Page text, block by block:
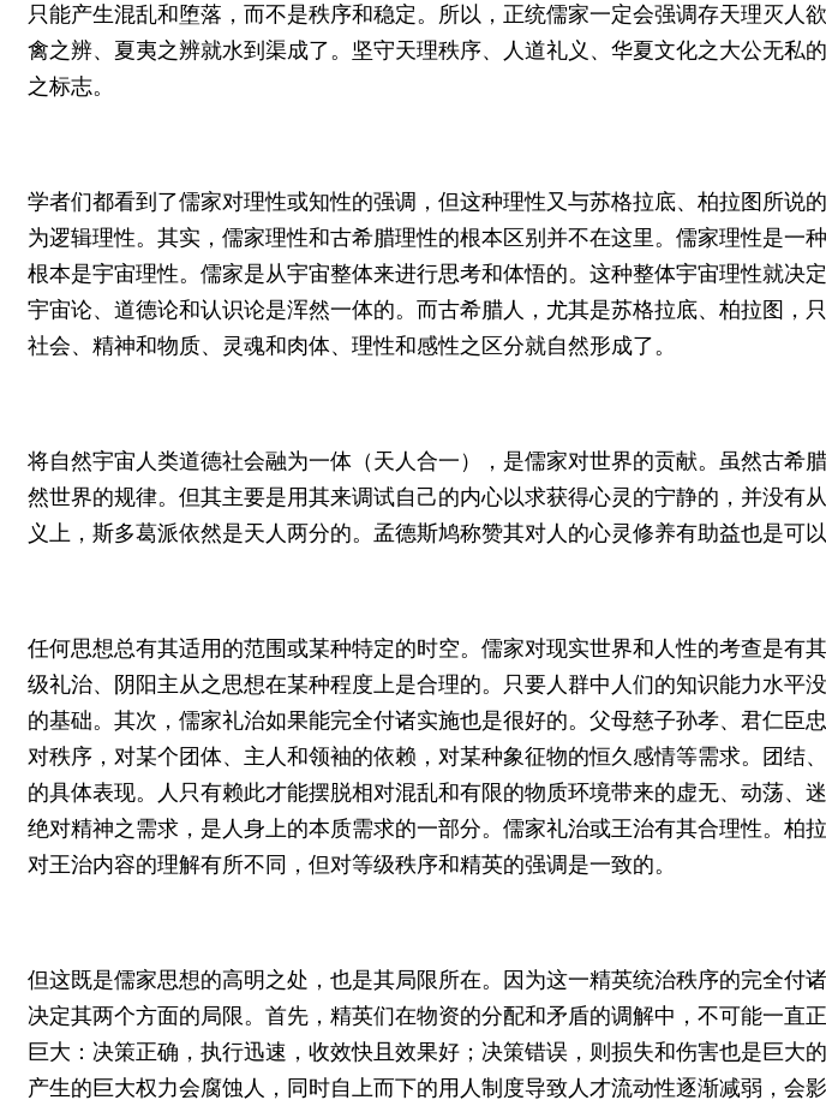
只能产生混乱和堕落，而不是秩序和稳定。所以，正统儒家一定会强调存天理灭人
禽之辨、夏夷之辨就水到渠成了。坚守天理秩序、人道礼义、华夏文化之大公无私
之标志。
学者们都看到了儒家对理性或知性的强调，但这种理性又与苏格拉底、柏拉图所说
为逻辑理性。其实，儒家理性和古希腊理性的根本区别并不在这里。儒家理性是一
根本是宇宙理性。儒家是从宇宙整体来进行思考和体悟的。这种整体宇宙理性就决
宇宙论、道德论和认识论是浑然一体的。而古希腊人，尤其是苏格拉底、柏拉图，
社会、精神和物质、灵魂和肉体、理性和感性之区分就自然形成了。
将自然宇宙人类道德社会融为一体（天人合一），是儒家对世界的贡献。虽然古希
然世界的规律。但其主要是用其来调试自己的内心以求获得心灵的宁静的，并没有
义上，斯多葛派依然是天人两分的。孟德斯鸠称赞其对人的心灵修养有助益也是可以
任何思想总有其适用的范围或某种特定的时空。儒家对现实世界和人性的考查是有
级礼治、阴阳主从之思想在某种程度上是合理的。只要人群中人们的知识能力水平
的基础。其次，儒家礼治如果能完全付诸实施也是很好的。父母慈子孙孝、君仁臣
对秩序，对某个团体、主人和领袖的依赖，对某种象征物的恒久感情等需求。团结
的具体表现。人只有赖此才能摆脱相对混乱和有限的物质环境带来的虚无、动荡、
绝对精神之需求，是人身上的本质需求的一部分。儒家礼治或王治有其合理性。柏
对王治内容的理解有所不同，但对等级秩序和精英的强调是一致的。
但这既是儒家思想的高明之处，也是其局限所在。因为这一精英统治秩序的完全付
决定其两个方面的局限。首先，精英们在物资的分配和矛盾的调解中，不可能一直
巨大：决策正确，执行迅速，收效快且效果好；决策错误，则损失和伤害也是巨大
产生的巨大权力会腐蚀人，同时自上而下的用人制度导致人才流动性逐渐减弱，会